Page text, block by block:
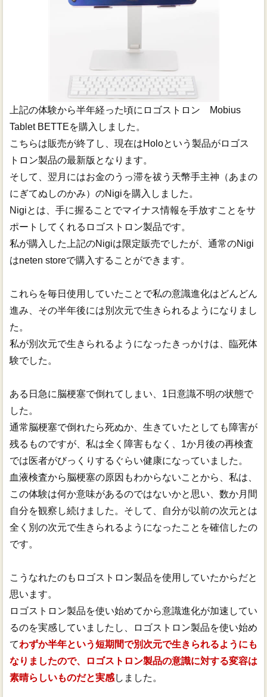
上記の体験から半年経った頃にロゴストロン Mobius
Tablet BETTEを購入しました。
こちらは販売が終了し、現在はHoloという製品がロゴス
トロン製品の最新版となります。
そして、翌月にはお金のうっ滞を祓う天幣手主神（あまの
にぎてぬしのかみ）のNigiを購入しました。
Nigiとは、手に握ることでマイナス情報を手放すことをサ
ポートしてくれるロゴストロン製品です。
私が購入した上記のNigiは限定販売でしたが、通常のNigi
はneten storeで購入することができます。
これらを毎日使用していたことで私の意識進化はどんどん
進み、その半年後には別次元で生きられるようになりまし
た。
私が別次元で生きられるようになったきっかけは、臨死体
験でした。
ある日急に脳梗塞で倒れてしまい、1日意識不明の状態で
した。
通常脳梗塞で倒れたら死ぬか、生きていたとしても障害が
残るものですが、私は全く障害もなく、1か月後の再検査
では医者がびっくりするぐらい健康になっていました。
血液検査から脳梗塞の原因もわからないことから、私は、
この体験は何か意味があるのではないかと思い、数か月間
自分を観察し続けました。そして、自分が以前の次元とは
全く別の次元で生きられるようになったことを確信したの
です。
こうなれたのもロゴストロン製品を使用していたからだと
思います。
ロゴストロン製品を使い始めてから意識進化が加速してい
るのを実感していましたし、ロゴストロン製品を使い始め
てわずか半年という短期間で別次元で生きられるようにも
なりましたので、ロゴストロン製品の意識に対する変容は
素晴らしいものだと実感しました。